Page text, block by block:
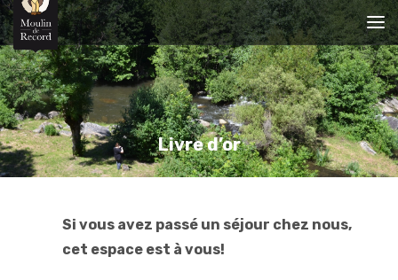
Livre d’or
Si vous avez passé un séjour chez nous,
cet espace est à vous!